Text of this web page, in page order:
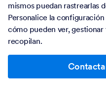
mismos puedan rastrearlas
Personalice la
cómo pueden ver,
recopilan.